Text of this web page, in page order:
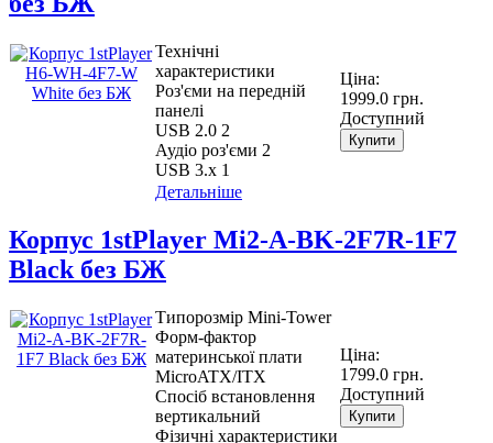
Технічні
характеристики
Роз'єми на передній
панелі
USB 2.0 2
Аудіо роз'єми 2
USB 3.х 1
Ціна:
1999.0 грн.
Доступний
Купити
Детальніше
Корпус 1stPlayer Mi2-A-BK-2F7R-1F7
Black без БЖ
Типорозмір Mini-Tower
Форм-фактор
материнської плати
MicroATX/ITX
Спосіб встановлення
вертикальний
Фізичні характеристики
Ціна:
1799.0 грн.
Доступний
Купити